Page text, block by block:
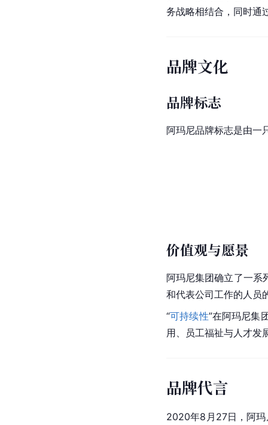
务战略相结合，同时通
品牌文化
品牌标志
阿玛尼品牌标志是由一
价值观与愿景
阿玛尼集团确立了一系
和代表公司工作的人员
“可持续性”在阿玛尼集
用、员工福祉与人才发
品牌代言
2020年8月27日，阿玛